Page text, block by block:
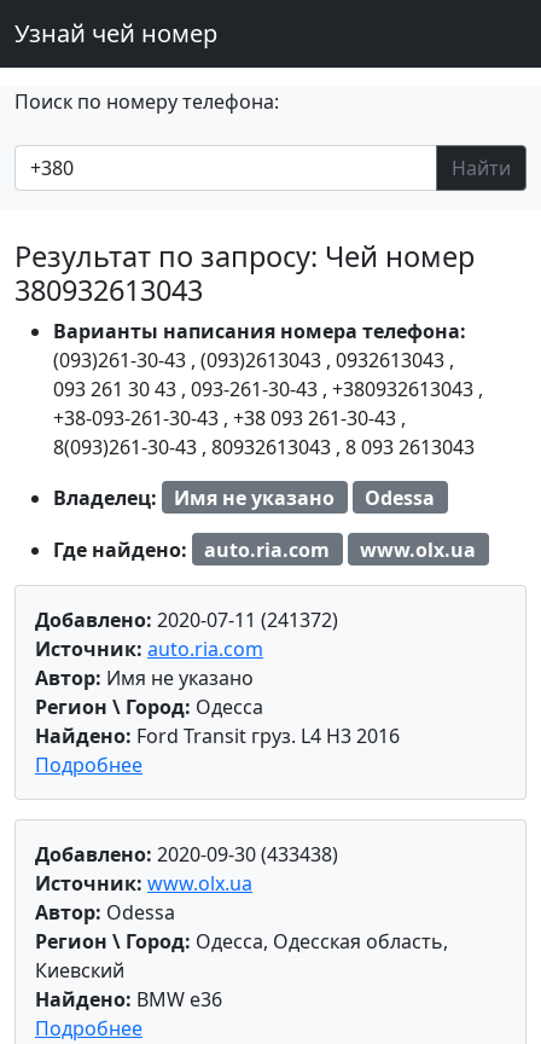
Узнай чей номер
Поиск по номеру телефона:
Найти
Результат по запросу: Чей номер
380932613043
Варианты написания номера телефона:
(093)261-30-43 , (093)2613043 , 0932613043 ,
093 261 30 43 , 093-261-30-43 , +380932613043 ,
+38-093-261-30-43 , +38 093 261-30-43 ,
8(093)261-30-43 , 80932613043 , 8 093 2613043
Владелец:
Имя не указано
Odessa
Где найдено:
auto.ria.com www.olx.ua
Добавлено: 2020-07-11 (241372)
Источник: auto.ria.com
Автор: Имя не указано
Регион \ Город: Одесса
Найдено: Ford Transit груз. L4 H3 2016
Подробнее
Добавлено: 2020-09-30 (433438)
Источник: www.olx.ua
Автор: Odessa
Регион \ Город: Одесса, Одесская область,
Киевский
Найдено: BMW е36
Подробнее